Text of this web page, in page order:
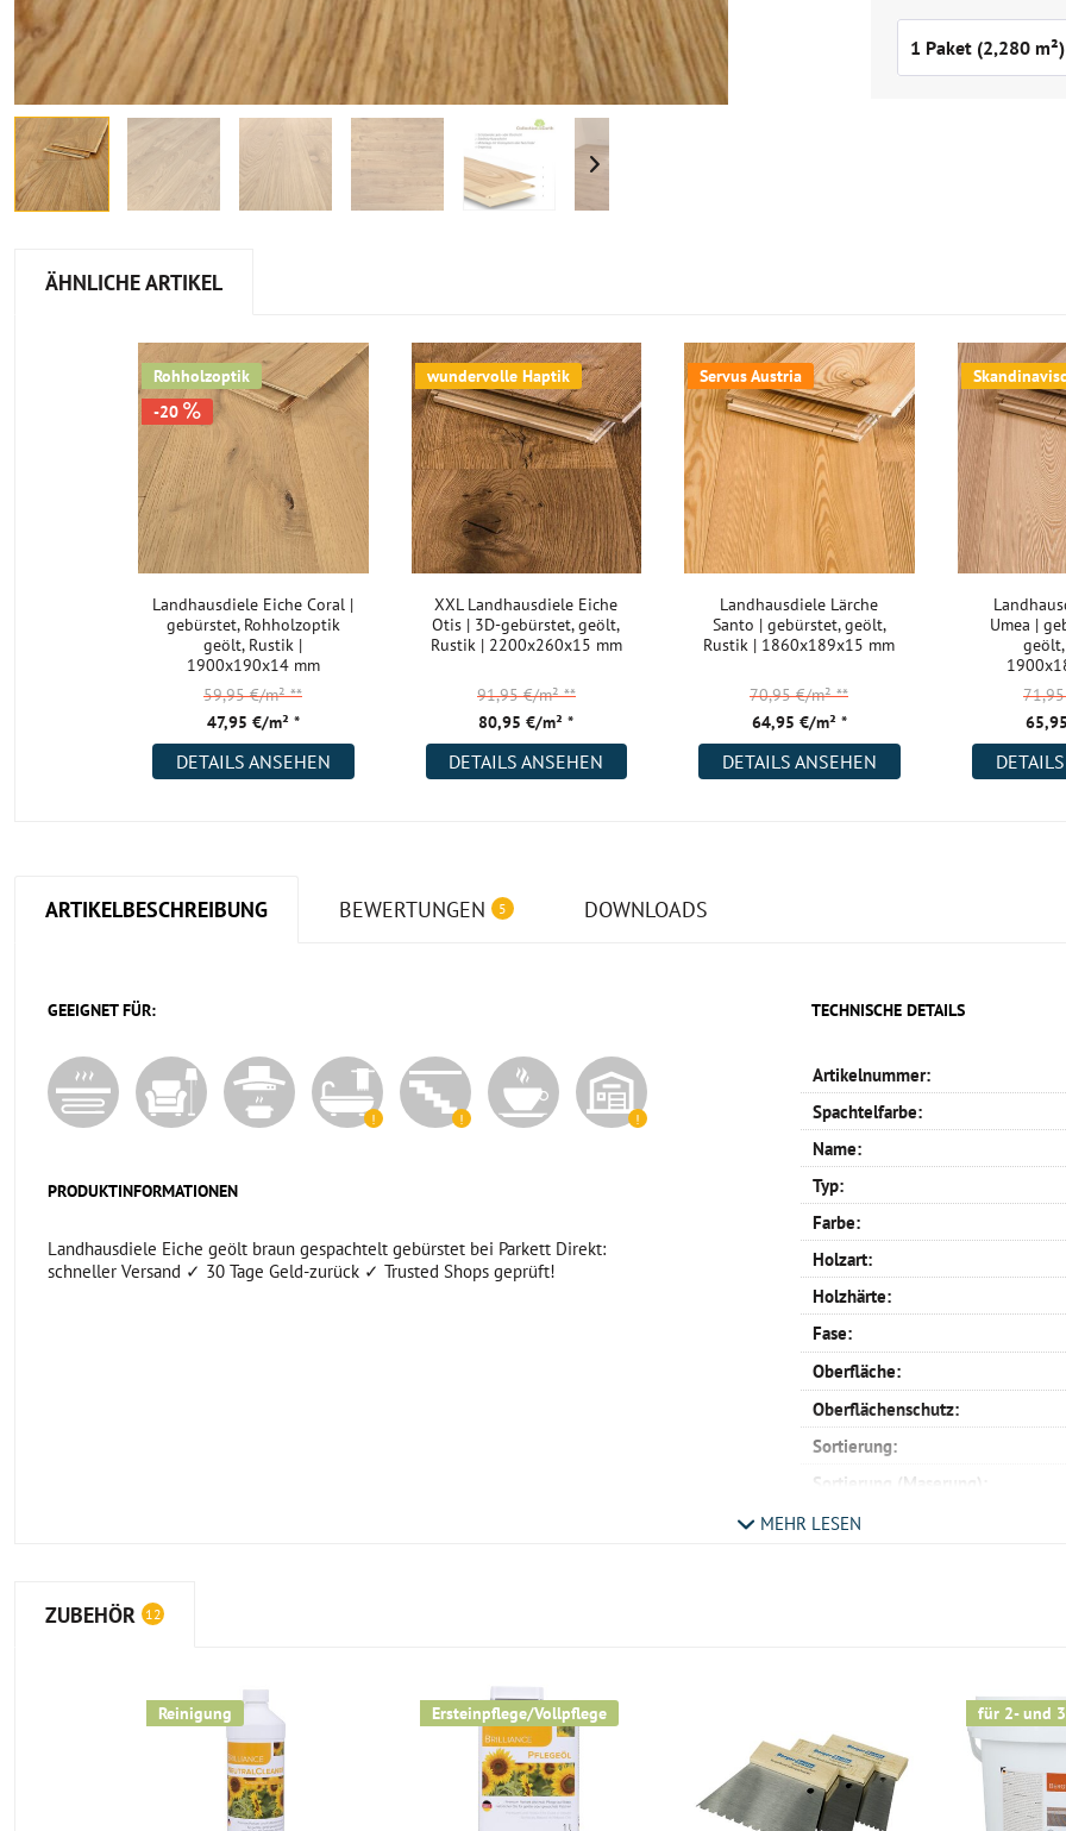
ÄHNLICHE ARTIKEL
Rohholzoptik
-20
Landhausdiele Eiche Coral |
gebürstet, Rohholzoptik
geölt, Rustik |
1900x190x14 mm
47,95 €/m² *
59,95 €/m²**
DETAILS ANSEHEN
wundervolle Haptik
XXL Landhausdiele Eiche
Otis | 3D-gebürstet, geölt,
Rustik | 2200x260x15 mm
80,95 €/m² *
91,95 €/m²**
DETAILS ANSEHEN
Servus Austria
Landhausdiele Lärche
Santo | gebürstet, geölt,
Rustik | 1860x189x15 mm
64,95 €/m² *
70,95 €/m²**
DETAILS ANSEHEN
Umea |
ARTIKELBESCHREIBUNG BEWERTUNGEN 5 DOWNLOADS
GEEIGNET FÜR:
PRODUKTINFORMATIONEN
Landhausdiele Eiche geölt braun gespachtelt gebürstet bei Parkett Direkt:
schneller Versand ✓ 30 Tage Geld-zurück ✓ Trusted Shops geprüft!
TECHNISCHE DETAILS
Artikelnummer:
Spachtelfarbe:
Name:
Typ:
Farbe:
Holzart:
Holzhärte:
Fase:
Oberfläche:
Oberflächenschutz:
Sortierung:
Sortierung (Maserung):
Verlegemuster:
Aufbau:
Warmwasser Fußbodenheizung:
Wohnräume:
MEHR LESEN
ZUBEHÖR 12
Reinigung Ersteinpflege/Vollpflege für 2- und